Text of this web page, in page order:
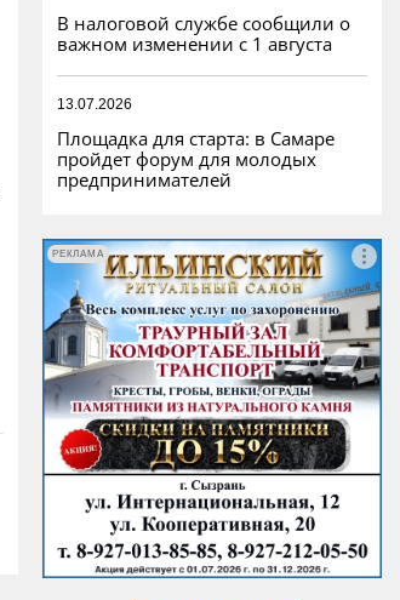
В налоговой службе сообщили о
важном изменении с 1 августа
13.07.2026
Площадка для старта: в Самаре
пройдет форум для молодых
предпринимателей
РЕКЛАМА